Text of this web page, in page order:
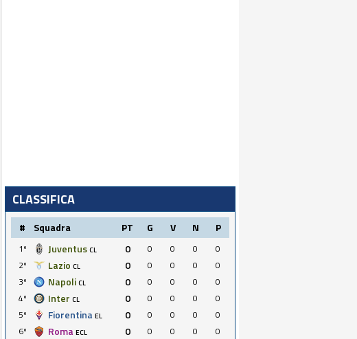
CLASSIFICA
# Squadra PT G V N P
1º Juventus CL 0 0 0 0
0
2º
Lazio CL 0 0 0 0
0
3º
Napoli CL 0 0 0 0
0
4º
Inter CL 0 0 0 0
0
5º
Fiorentina EL 0 0 0 0
0
6º
Roma ECL 0 0 0 0
0